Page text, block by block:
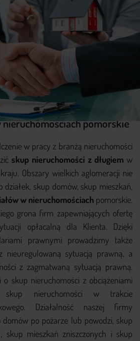
nieruchomościach pomorskie
w pracy z branżą nieruchomości
skup nieruchomości z długiem w
Obszary wielkich aglomeracji nie
skup domów, skup mieszkań,
w nieruchomościachpomorskie.
grona firm zapewniających ofertę
opłacalną dla Klienta. Dzięki
prawnymi prowadzimy także
nieuregulowaną sytuacją prawną, a
z zagmatwaną sytuacją prawną.
skup nieruchomości z obciążeniami
skup nieruchomości w trakcie
Działalność naszej firmy
po pożarze lub powodzi, skup
mieszkań zniszczonych i skup